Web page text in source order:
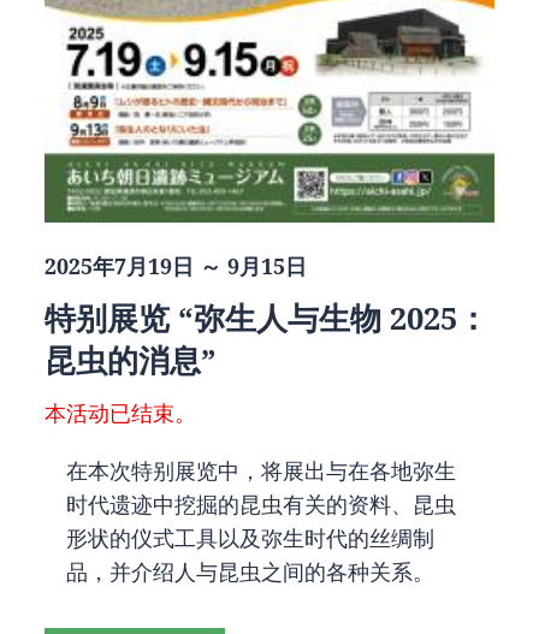
2025年7月19日 ～ 9月15日
特别展览 “弥生人与生物 2025：
昆虫的消息”
本活动已结束。
在本次特别展览中，将展出与在各地弥生
时代遗迹中挖掘的昆虫有关的资料、昆虫
形状的仪式工具以及弥生时代的丝绸制
品，并介绍人与昆虫之间的各种关系。